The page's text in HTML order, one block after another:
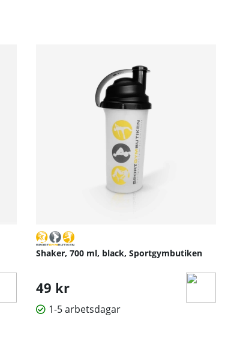
Shaker, 700 ml, black, Sportgymbutiken
49 kr
1-5 arbetsdagar